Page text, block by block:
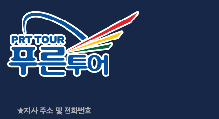
★지사 주소 및 전화번호